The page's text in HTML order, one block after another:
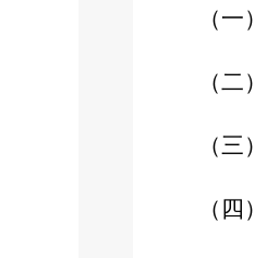
（一）
（二）
（三）
（四）